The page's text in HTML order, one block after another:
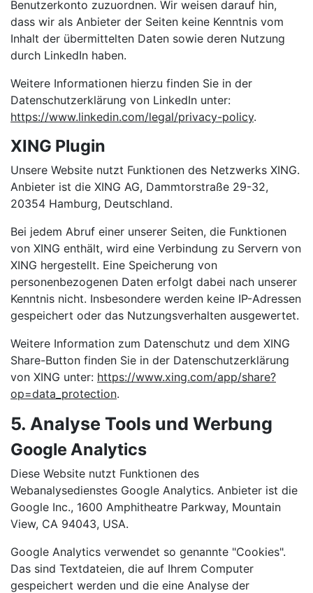
Benutzerkonto zuzuordnen. Wir weisen darauf hin,
dass wir als Anbieter der Seiten keine Kenntnis vom
Inhalt der übermittelten Daten sowie deren Nutzung
durch LinkedIn haben.
Weitere Informationen hierzu finden Sie in der
Datenschutzerklärung von LinkedIn unter:
https://www.linkedin.com/legal/privacy-policy.
XING Plugin
Unsere Website nutzt Funktionen des Netzwerks XING.
Anbieter ist die XING AG, Dammtorstraße 29-32,
20354 Hamburg, Deutschland.
Bei jedem Abruf einer unserer Seiten, die Funktionen
von XING enthält, wird eine Verbindung zu Servern von
XING hergestellt. Eine Speicherung von
personenbezogenen Daten erfolgt dabei nach unserer
Kenntnis nicht. Insbesondere werden keine IP-Adressen
gespeichert oder das Nutzungsverhalten ausgewertet.
Weitere Information zum Datenschutz und dem XING
Share-Button finden Sie in der Datenschutzerklärung
von XING unter: https://www.xing.com/app/share?
op=data_protection.
5. Analyse Tools und Werbung
Google Analytics
Diese Website nutzt Funktionen des
Webanalysedienstes Google Analytics. Anbieter ist die
Google Inc., 1600 Amphitheatre Parkway, Mountain
View, CA 94043, USA.
Google Analytics verwendet so genannte "Cookies".
Das sind Textdateien, die auf Ihrem Computer
gespeichert werden und die eine Analyse der